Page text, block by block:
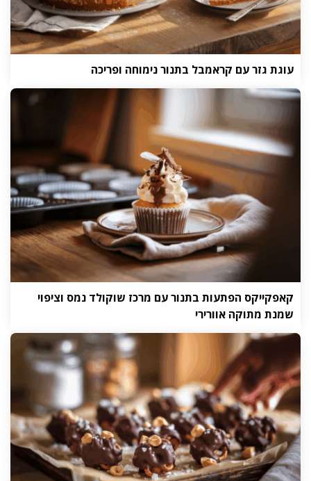
עוגת גזר עם קראמבל בתנור נימוחה ופריכה
קאפקייקס הפתעות בתנור עם מרכז שוקולד נמס וציפוי
שמנת מתוקה אוורירי